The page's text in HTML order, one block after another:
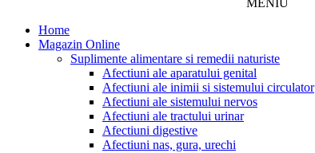
Home
Magazin Online
Suplimente alimentare si remedii naturiste
Afectiuni ale aparatului genital
Afectiuni ale inimii si sistemului circulator
Afectiuni ale sistemului nervos
Afectiuni ale tractului urinar
Afectiuni digestive
Afectiuni nas, gura, urechi